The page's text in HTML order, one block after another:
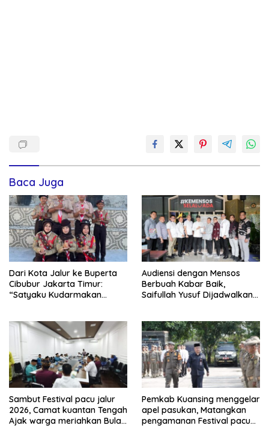
Baca Juga
Dari Kota Jalur ke Buperta
Cibubur Jakarta Timur:
“Satyaku Kudarmakan
Audiensi dengan Mensos
Berbuah Kabar Baik,
Saifullah Yusuf Dijadwalkan
Kuansing
Sambut Festival pacu jalur
2026, Camat kuantan Tengah
Ajak warga meriahkan Bulan
Pemkab Kuansing menggelar
apel pasukan, Matangkan
pengamanan Festival pacu